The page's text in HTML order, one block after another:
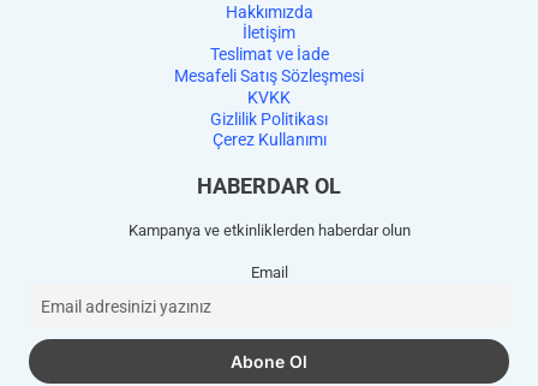
Hakkımızda
İletişim
Teslimat ve İade
Mesafeli Satış Sözleşmesi
KVKK
Gizlilik Politikası
Çerez Kullanımı
HABERDAR OL
Kampanya ve etkinliklerden haberdar olun
Email